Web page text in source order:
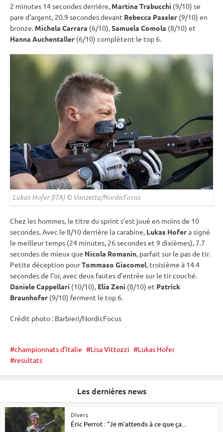
2 minutes 14 secondes derrière, Martina Trabucchi (9/10) se
pare d’argent, 20.9 secondes devant Rebecca Passler (9/10) en
bronze. Michela Carrara (6/10),Samuela Comola (8/10) et
Hanna Auchentaller (6/10) complètent le top 6.
Lukas Hofer (ITA) © Vanzetta/NordicFocus
Chez les hommes, le titre du sprint s’est joué en moins de 10
secondes. Avec le 8/10 derrière lacarabine, Lukas Hofera signé
le meilleur temps (24 minutes, 26 secondes et 9 dixièmes), 7.7
secondes de mieux que Nicola Romanin, parfait sur le pas de tir.
Petite déception pourTommaso Giacomel, troisième à 14.4
secondes de l’or, avec deux fautes d’entrée sur le tircouché.
Daniele Cappellari (10/10), Elia Zeni (8/10) et Patrick
Braunhofer (9/10) ferment le top 6.
Crédit photo : Barbieri/NordicFocus
championnats d'italie Lisa Vittozzi
Lukas Hofer
resultats
Les dernières news
Divers
Éric Perrot : “Je m’attends à ce que ça...